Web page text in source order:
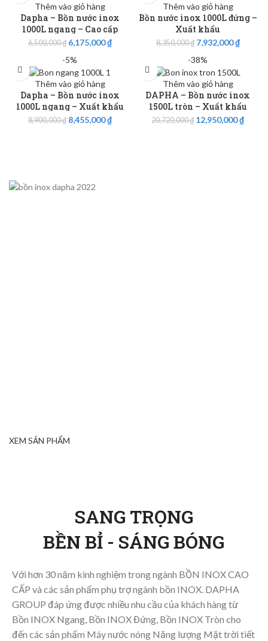
Thêm vào giỏ hàng
Dapha – Bồn nước inox
1000L ngang – Cao cấp
6,500,000₫ 6,175,000₫
Thêm vào giỏ hàng
Bồn nước inox 1000L đứng –
Xuất khẩu
8,350,000₫ 7,932,000₫
-5%
Thêm vào giỏ hàng
Dapha – Bồn nước inox
1000L ngang – Xuất khẩu
8,900,000₫ 8,455,000₫
-38%
Thêm vào giỏ hàng
DAPHA – Bồn nước inox
1500L tròn – Xuất khẩu
20,720,000₫ 12,950,000₫
XEM SẢN PHẨM
SANG TRỌNG
BỀN BỈ - SÁNG BÓNG
Với hơn 30 năm kinh nghiệm trong ngành BỒN INOX CAO
CẤP và các sản phẩm phụ trợ ngành bồn INOX. DAPHA
GROUP đáp ứng được nhiều nhu cầu của khách hàng từ
Bồn INOX Ngang, Bồn INOX Đứng, Bồn INOX Tròn cho
đến các sản phẩm Máy nước nóng Năng lượng Mặt trời tiết